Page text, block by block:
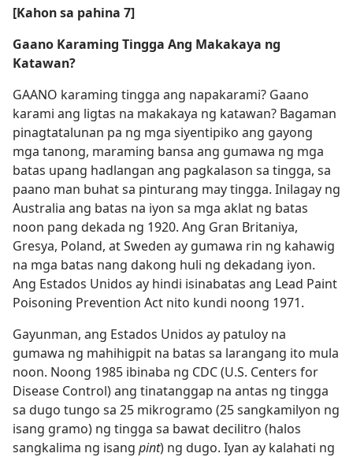
[Kahon sa pahina 7]
Gaano Karaming Tingga Ang Makakaya ng
Katawan?
GAANO karaming tingga ang napakarami? Gaano
karami ang ligtas na makakaya ng katawan? Bagaman
pinagtatalunan pa ng mga siyentipiko ang gayong
mga tanong, maraming bansa ang gumawa ng mga
batas upang hadlangan ang pagkalason sa tingga, sa
paano man buhat sa pinturang may tingga. Inilagay ng
Australia ang batas na iyon sa mga aklat ng batas
noon pang dekada ng 1920. Ang Gran Britaniya,
Gresya, Poland, at Sweden ay gumawa rin ng kahawig
na mga batas nang dakong huli ng dekadang iyon.
Ang Estados Unidos ay hindi isinabatas ang Lead Paint
Poisoning Prevention Act nito kundi noong 1971.
Gayunman, ang Estados Unidos ay patuloy na
gumawa ng mahihigpit na batas sa larangang ito mula
noon. Noong 1985 ibinaba ng CDC (U.S. Centers for
Disease Control) ang tinatanggap na antas ng tingga
sa dugo tungo sa 25 mikrogramo (25 sangkamilyon ng
isang gramo) ng tingga sa bawat decilitro (halos
sangkalima ng isang pint) ng dugo. Iyan ay kalahati ng